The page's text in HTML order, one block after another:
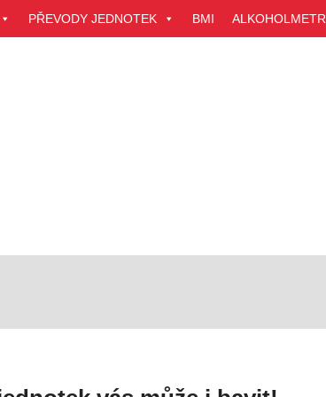
PŘEVODY JEDNOTEK BMI ALKOHOLMETR